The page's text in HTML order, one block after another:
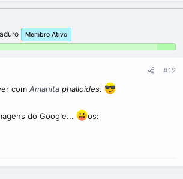
Membro Ativo
#12
com Amanita phalloides.
do Google... os: